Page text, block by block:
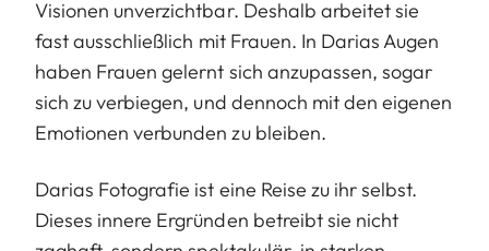
Visionen unverzichtbar. Deshalb arbeitet sie
fast ausschließlich mit Frauen. In Darias Augen
haben Frauen gelernt sich anzupassen, sogar
sich zu verbiegen, und dennoch mit den eigenen
Emotionen verbunden zu bleiben.
Darias Fotografie ist eine Reise zu ihr selbst.
Dieses innere Ergründen betreibt sie nicht